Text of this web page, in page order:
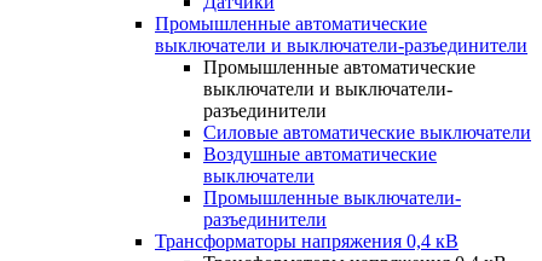
Промышленные автоматические
выключатели и выключатели-разъединители
Промышленные автоматические
выключатели и выключатели-
разъединители
Силовые автоматические выключатели
Воздушные автоматические
выключатели
Промышленные выключатели-
разъединители
Трансформаторы напряжения 0,4 кВ